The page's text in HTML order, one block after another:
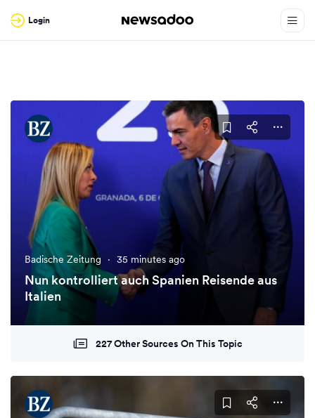
Login
Badische Zeitung · 35 minutes ago
Nun kontrolliert auch Spanien Reisende aus
Italien
227 Other Sources On This Topic